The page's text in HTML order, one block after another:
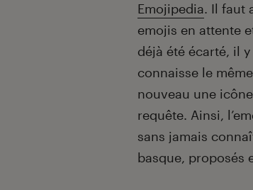
Emojipedia. Il faut
emojis en attente
déjà été écarté, il
connaisse le
nouveau une
requête. Ainsi,
sans jamais
basque, proposés